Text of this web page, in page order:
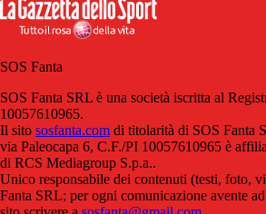
SOS Fanta
SOS Fanta SRL è una società iscritta al
10057610965.
Il sito sosfanta.com di titolarità di SOS Fanta
via Paleocapa 6, C.F./PI 10057610965 è
di RCS Mediagroup S.p.a..
Unico responsabile dei contenuti (testi, foto,
Fanta SRL; per ogni comunicazione avente